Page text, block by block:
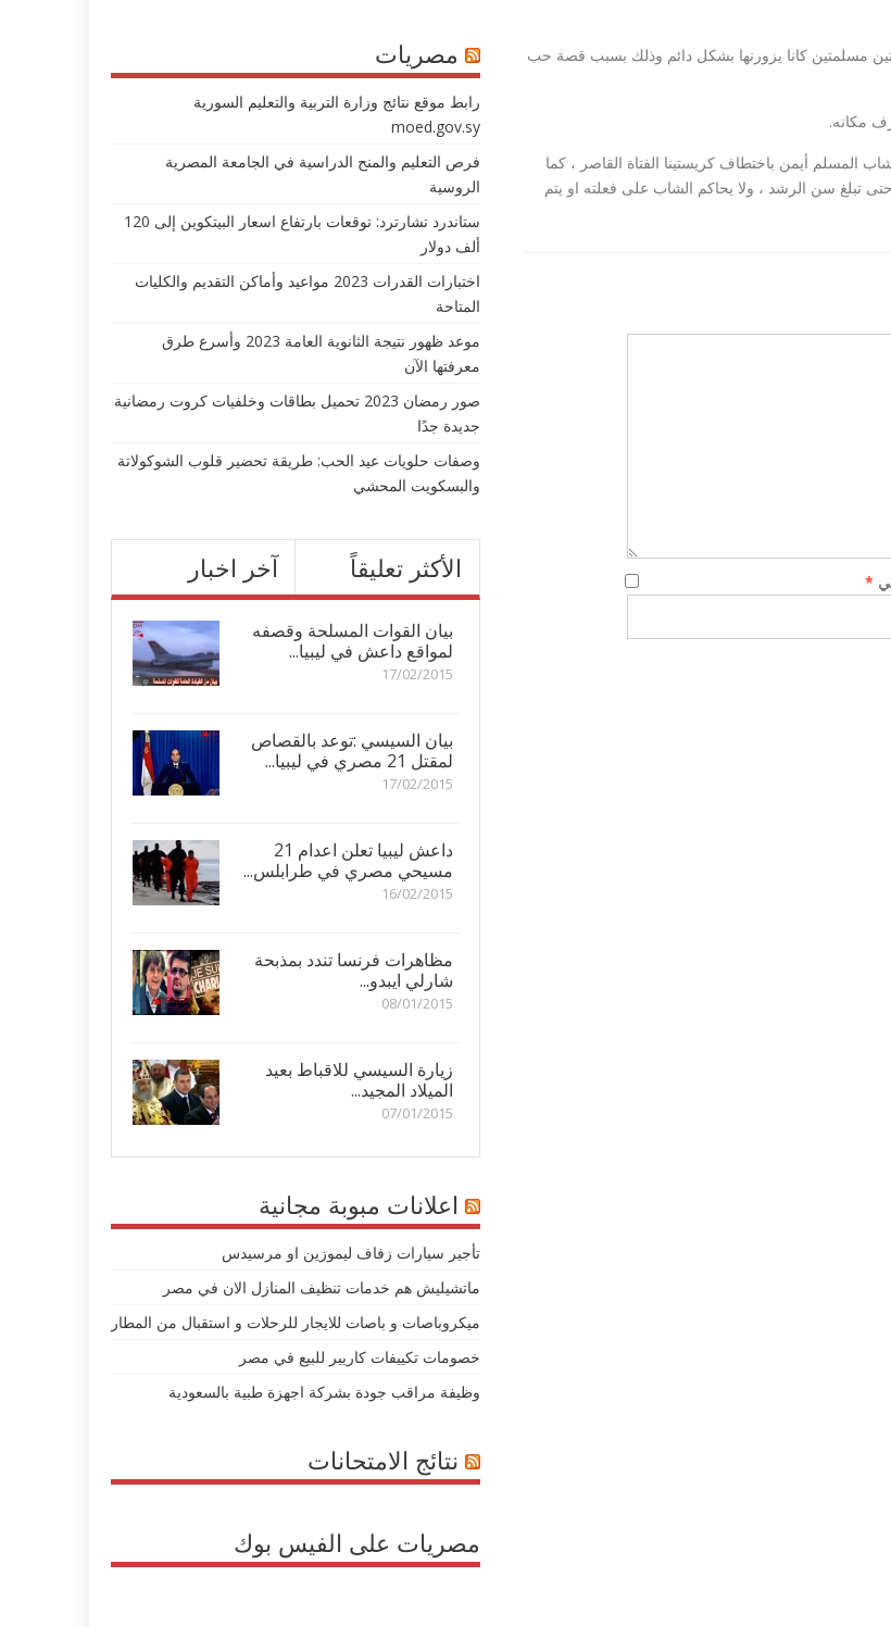
مسلمتين كانا يزورنها بشكل دائم وذلك بسبب قصة حب
مكانه.
القوصية واتهم فيها الشاب المسلم أيمن باختطاف كريستينا الفتاة القاصر ، كما
تبلغ سن الرشد ، ولا يحاكم الشاب على فعلته او يتم
*
مصريات
رابط موقع نتائج وزارة التربية والتعليم السورية
moed.gov.sy
فرص التعليم والمنح الدراسية في الجامعة المصرية
الروسية
ستاندرد تشارترد: توقعات بارتفاع اسعار البيتكوين إلى 120
ألف دولار
اختبارات القدرات 2023 مواعيد وأماكن التقديم والكليات
المتاحة
موعد ظهور نتيجة الثانوية العامة 2023 وأسرع طرق
معرفتها الآن
صور رمضان 2023 تحميل بطاقات وخلفيات كروت رمضانية
جديدة جدًا
وصفات حلويات عيد الحب: طريقة تحضير قلوب الشوكولاتة
والبسكويت المحشي
آخر اخبار الأكثر تعليقاً
بيان القوات المسلحة وقصفه
لمواقع داعش في ليبيا...
17/02/2015
بيان السيسي :توعد بالقصاص
لمقتل 21 مصري في ليبيا...
17/02/2015
داعش ليبيا تعلن اعدام 21
مسيحي مصري في طرابلس...
16/02/2015
مظاهرات فرنسا تندد بمذبحة
شارلي ايبدو...
08/01/2015
زيارة السيسي للاقباط بعيد
الميلاد المجيد...
07/01/2015
اعلانات مبوبة مجانية
تأجير سيارات زفاف ليموزين او مرسيدس
ماتشيليش هم خدمات تنظيف المنازل الان في مصر
ميكروباصات و باصات للايجار للرحلات و استقبال من المطار
خصومات تكييفات كاريير للبيع في مصر
وظيفة مراقب جودة بشركة اجهزة طبية بالسعودية
نتائج الامتحانات
مصريات على الفيس بوك